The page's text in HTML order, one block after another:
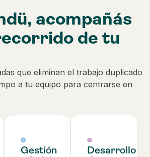
acompañás
de tu
que eliminan el trabajo duplicado
a tu equipo para centrarse en
Gestión
Desarrollo